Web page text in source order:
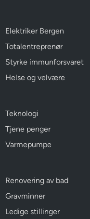
Elektriker Bergen
Totalentreprenør
Styrke immunforsvaret
Helse og velvære
Teknologi
Tjene penger
Varmepumpe
Renovering av bad
Gravminner
Ledige stillinger